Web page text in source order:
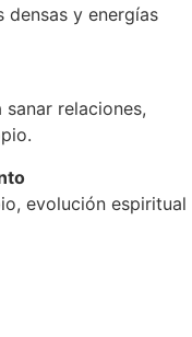
y energías
relaciones,
evolución espiritual